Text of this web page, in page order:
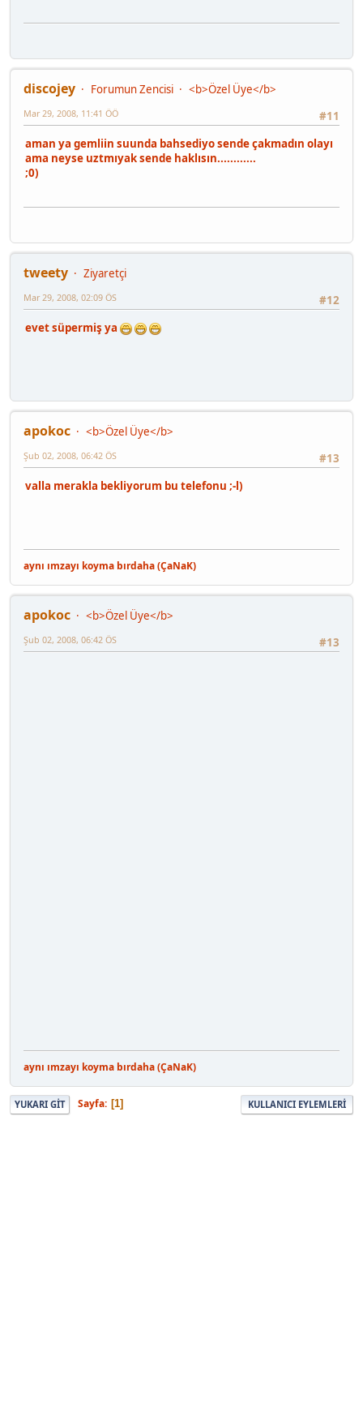
discojey Forumun Zencisi
<b>Özel Üye</b>
#11
Mar 29, 2008, 11:41 ÖÖ
aman ya gemliin suunda bahsediyo sende çakmadın olayı
ama neyse uztmıyak sende haklısın............
;0)
tweety
Ziyaretçi
#12
Mar 29, 2008, 02:09 ÖS
evet süpermiş ya
apokoc
<b>Özel Üye</b>
#13
Şub 02, 2008, 06:42 ÖS
valla merakla bekliyorum bu telefonu ;-l)
aynı ımzayı koyma bırdaha (ÇaNaK)
apokoc
<b>Özel Üye</b>
#13
Şub 02, 2008, 06:42 ÖS
aynı ımzayı koyma bırdaha (ÇaNaK)
YUKARI GIT Sayfa 1 KULLANICI EYLEMLERI